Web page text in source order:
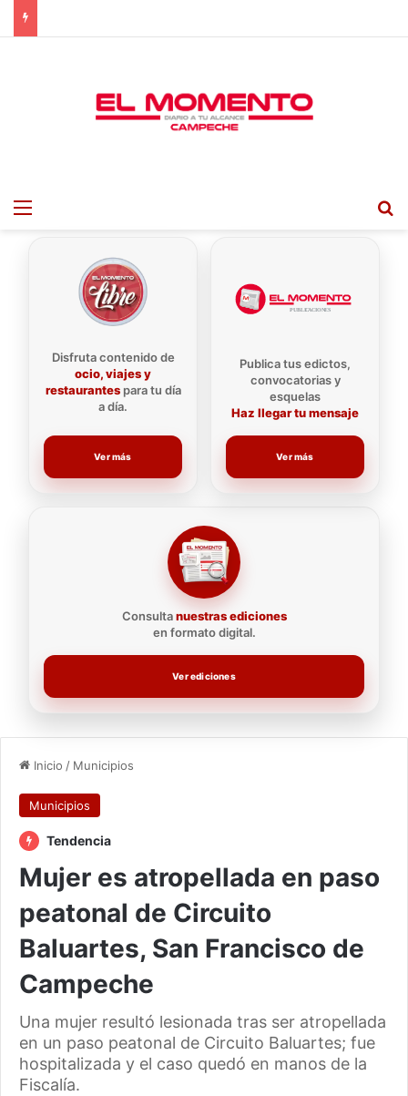
Menu
Disfruta contenido de
ocio, viajes y
restaurantespara tu día
a día.
Ver más
Consultanuestras ediciones
en formato digital.
Ver ediciones
Publica tus edictos,
convocatorias y
esquelas
Haz llegar tu mensaje
Ver más
Inicio / Municipios
Municipios
Tendencia
Mujer es atropellada en paso
peatonal de Circuito
Baluartes, San Francisco de
Campeche
Una mujer resultó lesionada tras ser atropellada
en un paso peatonal de Circuito Baluartes; fue
hospitalizada y el caso quedó en manos de la
Fiscalía.